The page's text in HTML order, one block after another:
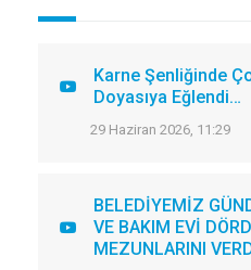
Karne Şenliğinde
Doyasıya Eğlendi…
29 Haziran 2026, 11:29
BELEDİYEMİZ
VE BAKIM EVİ
MEZUNLARINI